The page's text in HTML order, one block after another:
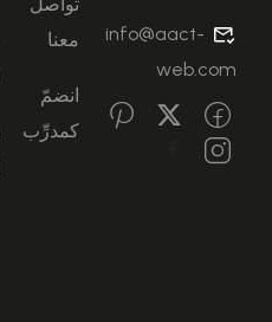
info@aact-
web.com
معنا
انضمّ
كمدرِّب